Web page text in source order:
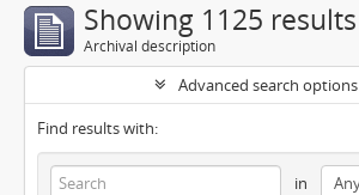
Showing 1125 results
Archival description
Advanced search options
Find results with:
in